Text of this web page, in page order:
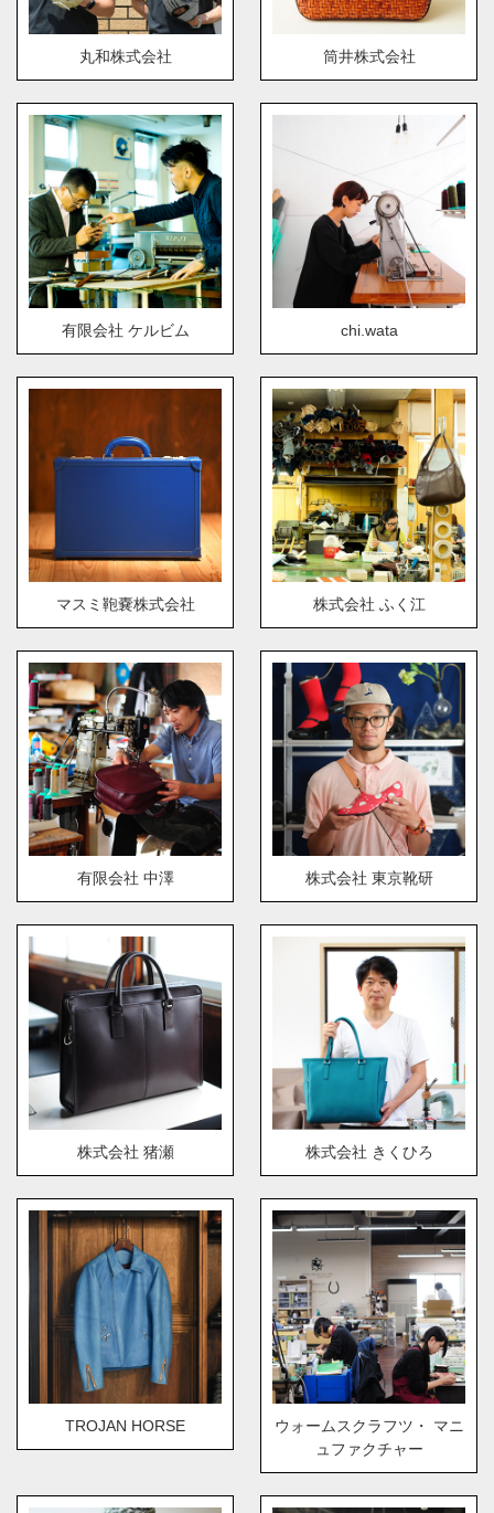
丸和株式会社 筒井株式会社
有限会社 ケルビム chi.wata
マスミ鞄嚢株式会社 株式会社 ふく江
有限会社 中澤 株式会社 東京靴研
株式会社 猪瀬 株式会社 きくひろ
TROJAN HORSE
ウォームスクラフツ・ マニ
ュファクチャー